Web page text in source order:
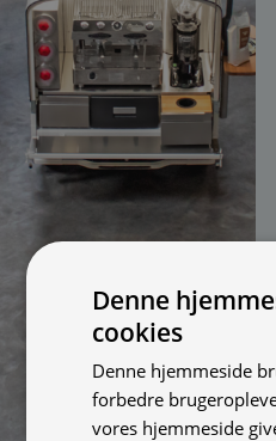
Denne
cookies
Denne hjemmeside
forbedre
vores hjemmeside